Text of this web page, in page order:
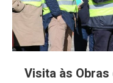
Visita às Obras